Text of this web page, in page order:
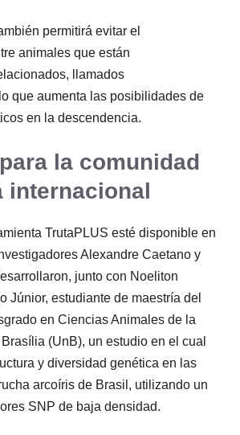
permitirá evitar el
animales que están
llamados
que aumenta las posibilidades de
en la descendencia.
la comunidad
TrutaPLUS esté disponible en
Alexandre Caetano y
junto con Noeliton
Júnior, estudiante de maestría del
en Ciencias Animales de la
(UnB), un estudio en el cual
y diversidad genética en las
arcoíris de Brasil, utilizando un
SNP de baja densidad.